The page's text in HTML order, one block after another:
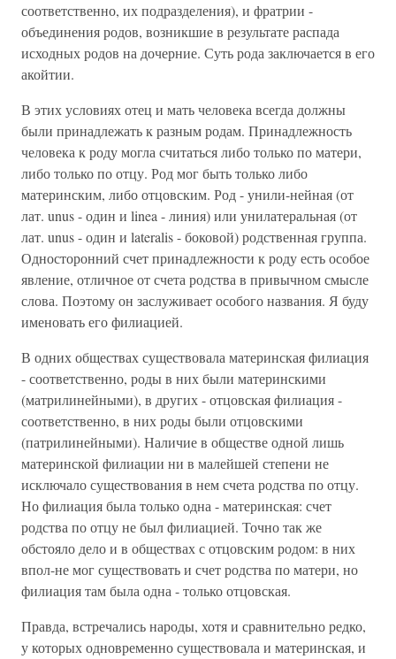
соответственно, их подразделения), и фратрии -
объединения родов, возникшие в результате распада
исходных родов на дочерние. Суть рода заключается в его
акойтии.
В этих условиях отец и мать человека всегда должны
были принадлежать к разным родам. Принадлежность
человека к роду могла считаться либо только по матери,
либо только по отцу. Род мог быть только либо
материнским, либо отцовским. Род - унили-нейная (от
лат. unus - один и linea - линия) или унилатеральная (от
лат. unus - один и lateralis - боковой) родственная группа.
Односторонний счет принадлежности к роду есть особое
явление, отличное от счета родства в привычном смысле
слова. Поэтому он заслуживает особого названия. Я буду
именовать его филиацией.
В одних обществах существовала материнская филиация
- соответственно, роды в них были материнскими
(матрилинейными), в других - отцовская филиация -
соответственно, в них роды были отцовскими
(патрилинейными). Наличие в обществе одной лишь
материнской филиации ни в малейшей степени не
исключало существования в нем счета родства по отцу.
Но филиация была только одна - материнская: счет
родства по отцу не был филиацией. Точно так же
обстояло дело и в обществах с отцовским родом: в них
впол-не мог существовать и счет родства по матери, но
филиация там была одна - только отцовская.
Правда, встречались народы, хотя и сравнительно редко,
у которых одновременно существовала и материнская, и